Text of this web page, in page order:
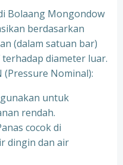
Bolaang Mongondow
berdasarkan
(dalam satuan bar)
diameter luar.
(Pressure Nominal):
untuk
rendah.
cocok di
dingin dan air